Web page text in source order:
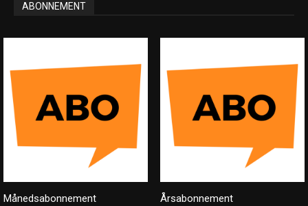
ABONNEMENT
Månedsabonnement Årsabonnement